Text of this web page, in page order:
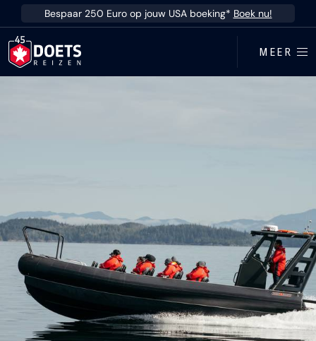
Ga direct naar inhoud
Bespaar 250 Euro op jouw USA boeking* Boek nu!
MEER